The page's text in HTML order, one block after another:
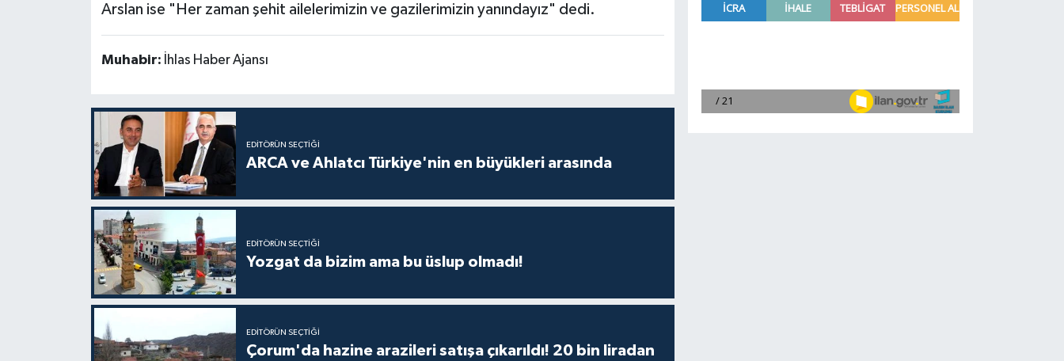
Arslan ise "Her zaman şehit ailelerimizin ve gazilerimizin yanındayız" dedi.
Muhabir: İhlas Haber Ajansı
EDITÖRÜN SEÇTIĞI
ARCA ve Ahlatcı Türkiye'nin en büyükleri arasında
EDITÖRÜN SEÇTIĞI
Yozgat da bizim ama bu üslup olmadı!
EDITÖRÜN SEÇTIĞI
Çorum'da hazine arazileri satışa çıkarıldı! 20 bin liradan